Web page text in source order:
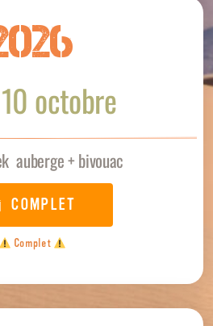
octobre
auberge + bivouac
COMPLET
Complet